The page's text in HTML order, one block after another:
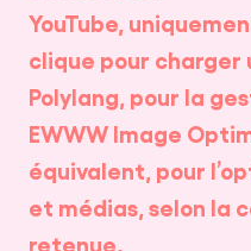
YouTube,
clique pour charger
Polylang, pour la
EWWW Image
équivalent, pour
et médias, selon la
retenue.